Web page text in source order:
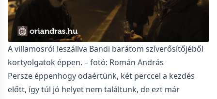
A villamosról leszállva Bandi barátom szíverősítőjéből
kortyolgatok éppen. – fotó: Román András
Persze éppenhogy odaértünk, két perccel a kezdés
előtt, így túl jó helyet nem találtunk, de ezt már